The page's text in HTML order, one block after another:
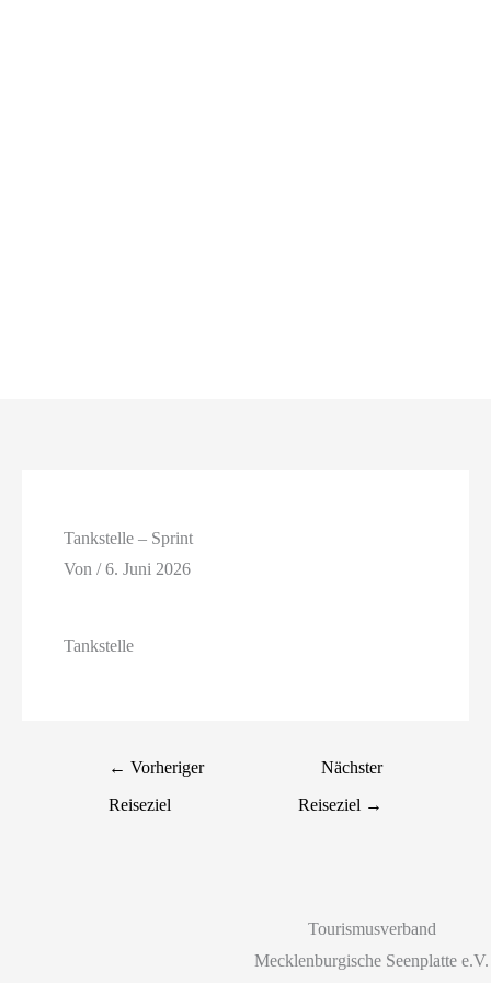
Tankstelle – Sprint
Von/6. Juni 2026
Tankstelle
← Vorheriger
Reiseziel
Nächster
Reiseziel →
Tourismusverband
Mecklenburgische Seenplatte e.V.